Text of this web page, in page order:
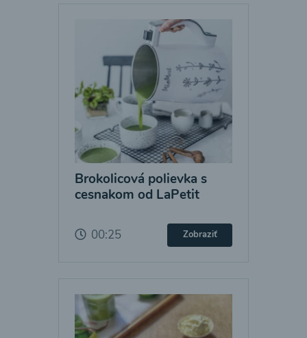
Brokolicová polievka s
cesnakom od LaPetit
00:25 Zobraziť